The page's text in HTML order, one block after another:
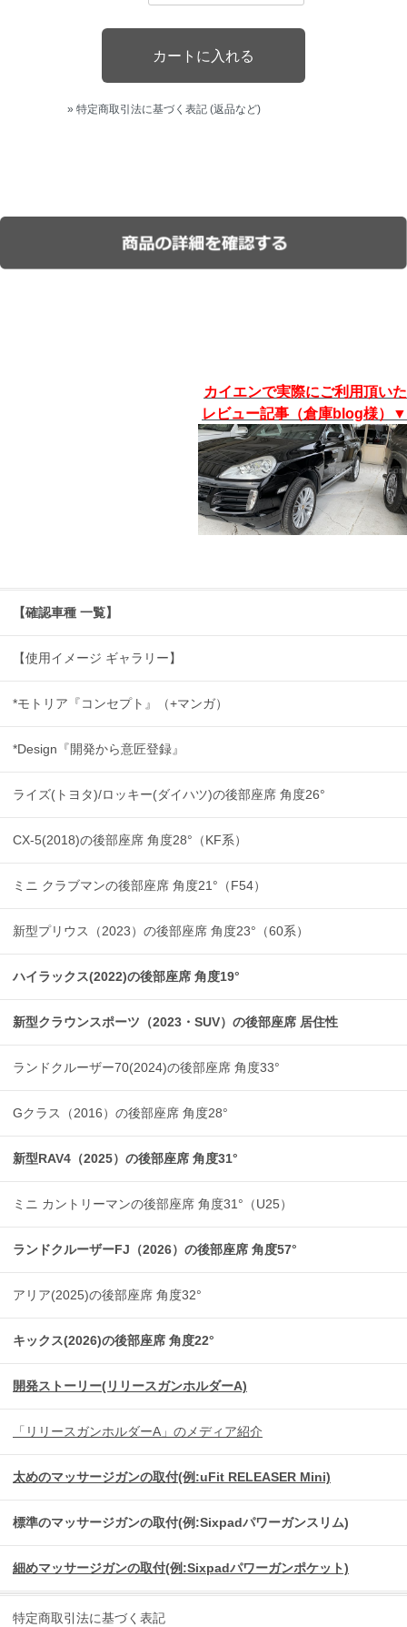
» 特定商取引法に基づく表記 (返品など)
カイエンで実際にご利用頂いた
レビュー記事（倉庫blog様）▼
【確認車種 一覧】
【使用イメージ ギャラリー】
*モトリア『コンセプト』（+マンガ）
*Design『開発から意匠登録』
ライズ(トヨタ)/ロッキー(ダイハツ)の後部座席 角度26°
CX-5(2018)の後部座席 角度28°（KF系）
ミニ クラブマンの後部座席 角度21°（F54）
新型プリウス（2023）の後部座席 角度23°（60系）
ハイラックス(2022)の後部座席 角度19°
新型クラウンスポーツ（2023・SUV）の後部座席 居住性
ランドクルーザー70(2024)の後部座席 角度33°
Gクラス（2016）の後部座席 角度28°
新型RAV4（2025）の後部座席 角度31°
ミニ カントリーマンの後部座席 角度31°（U25）
ランドクルーザーFJ（2026）の後部座席 角度57°
アリア(2025)の後部座席 角度32°
キックス(2026)の後部座席 角度22°
開発ストーリー(リリースガンホルダーA)
「リリースガンホルダーA」のメディア紹介
太めのマッサージガンの取付(例:uFit RELEASER Mini)
標準のマッサージガンの取付(例:Sixpadパワーガンスリム)
細めマッサージガンの取付(例:Sixpadパワーガンポケット)
特定商取引法に基づく表記